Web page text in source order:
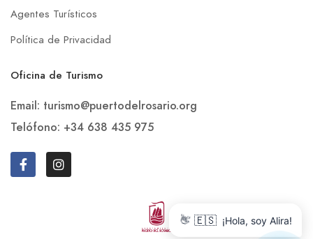
Agentes Turísticos
Política de Privacidad
Oficina de Turismo
Email: turismo@puertodelrosario.org
Telófono: +34 638 435 975
👋 🇪🇸 ¡Hola, soy Alira!